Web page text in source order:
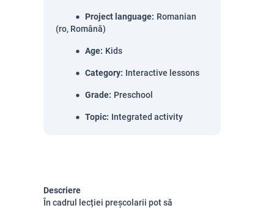
Project language: Romanian
(ro, Română)
Age: Kids
Category: Interactive lessons
Grade: Preschool
Topic: Integrated activity
Descriere
În cadrul lecției preșcolarii pot să